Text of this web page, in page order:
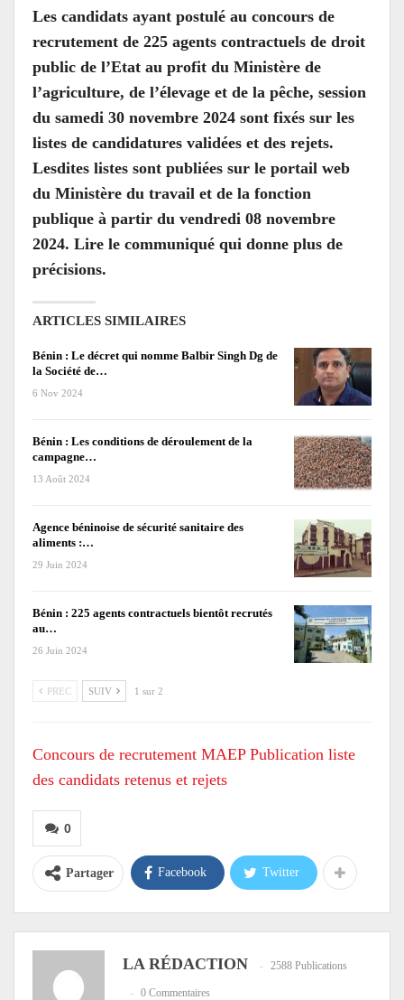
Les candidats ayant postulé au concours de
recrutement de 225 agents contractuels de droit
public de l’Etat au profit du Ministère de
l’agriculture, de l’élevage et de la pêche, session
du samedi 30 novembre 2024 sont fixés sur les
listes de candidatures validées et des rejets.
Lesdites listes sont publiées sur le portail web
du Ministère du travail et de la fonction
publique à partir du vendredi 08 novembre
2024. Lire le communiqué qui donne plus de
précisions.
ARTICLES SIMILAIRES
Bénin : Le décret qui nomme Balbir Singh Dg de
la Société de…
6 Nov 2024
Bénin : Les conditions de déroulement de la
campagne…
13 Août 2024
Agence béninoise de sécurité sanitaire des
aliments :…
29 Juin 2024
Bénin : 225 agents contractuels bientôt recrutés
au…
26 Juin 2024
PREC SUIV 1 sur 2
Concours de recrutement MAEP Publication liste
des candidats retenus et rejets
0
Partager Facebook Twitter
LA RÉDACTION 2588 Publications
0 Commentaires